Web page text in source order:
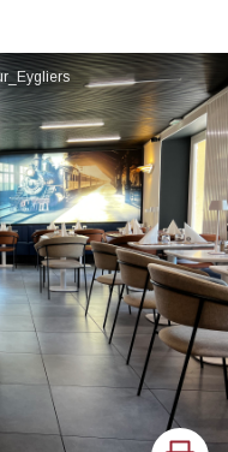
Imprimer